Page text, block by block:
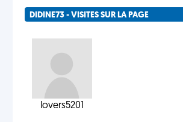
DIDINE73 - VISITES SUR LA PAGE
lovers5201